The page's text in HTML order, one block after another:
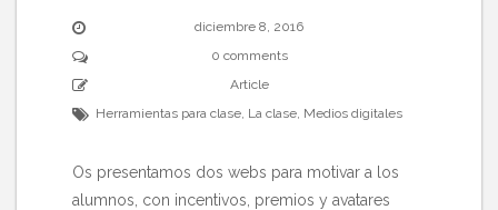
diciembre 8, 2016
0 comments
Article
Herramientas para clase La clase Medios digitales
Os presentamos dos webs para motivar a los
alumnos, con incentivos, premios y avatares